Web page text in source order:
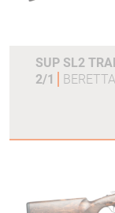
SUP SL2
2/1
BERETTA